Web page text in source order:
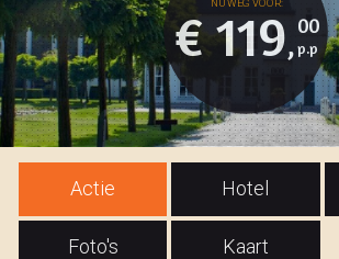
€ 119,
00
Actie Hotel
Foto's Kaart